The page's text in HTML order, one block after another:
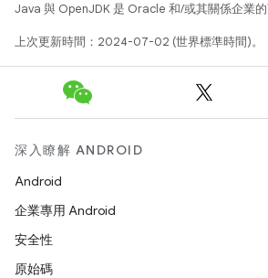
Java 與 OpenJDK 是 Oracle 和/或其關係企業的
上次更新時間：2024-07-02 (世界標準時間)。
深入瞭解 ANDROID
Android
企業專用 Android
安全性
原始碼